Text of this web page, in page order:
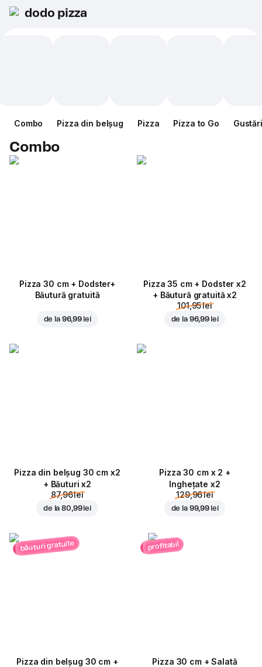
dodo pizza
Combo Pizza din belșug Pizza Pizza to Go Gustări
Combo
Pizza 30 cm + Dodster+
Băutură gratuită
de la 96,99 lei
Pizza 35 cm + Dodster x2
+ Băutură gratuită x2
101,95 lei
de la 96,99 lei
Pizza din belșug 30 cm x2
+ Băuturi x2
87,96 lei
de la80,99 lei
Pizza 30 cm x 2 +
Inghețate x2
129,96 lei
de la 99,99 lei
băuturi gratuite
Pizza din belșug 30 cm +
profitabil
Pizza 30 cm + Salată